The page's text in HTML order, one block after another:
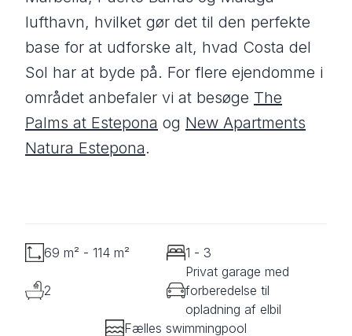
lufthavn, hvilket gør det til den perfekte
base for at udforske alt, hvad Costa del
Sol har at byde på. For flere ejendomme i
området anbefaler vi at besøge The
Palms at Estepona og New Apartments
Natura Estepona.
69 m² - 114 m² 1 - 3
2
Privat garage med
forberedelse til
opladning af elbil
Fælles swimmingpool